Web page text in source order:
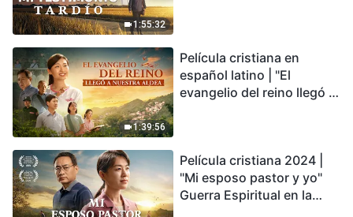
1:55:32
conmovedor
1:39:56
Película cristiana en
español latino | "El
evangelio del reino llegó a
Película cristiana 2024 |
"Mi esposo pastor y yo"
Guerra Espiritual en la